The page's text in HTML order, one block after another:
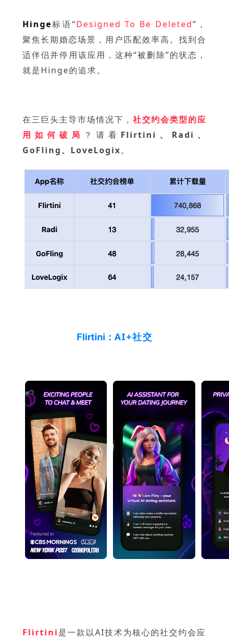
Hinge标语“Designed To Be Deleted”，
聚焦长期婚恋场景，用户匹配效率高。找到合
适伴侣并停用该应用，这种“被删除”的状态，
就是Hinge的追求。
在三巨头主导市场情况下， 社交约会类型的应
用如何破局 ？请看 Flirtini、Radi、
GoFling、LoveLogix。
Flirtini： AI+社交
Flirtini是一款以AI技术为核心的社交约会应